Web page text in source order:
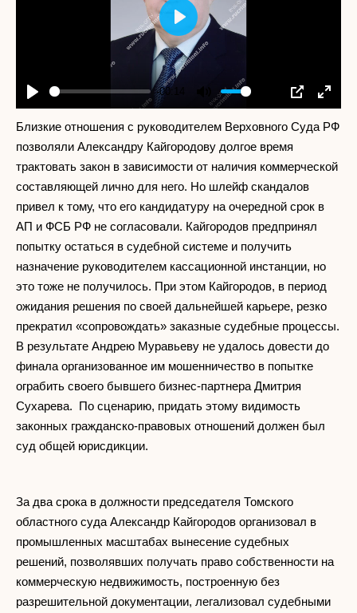
Play
-00:14
Mute SettingsPIP
Enter
Play
Близкие отношения с руководителем Верховного Суда РФ
позволяли Александру Кайгородову долгое время
трактовать закон в зависимости от наличия коммерческой
составляющей лично для него. Но шлейф скандалов
привел к тому, что его кандидатуру на очередной срок в
АП и ФСБ РФ не согласовали. Кайгородов предпринял
попытку остаться в судебной системе и получить
назначение руководителем кассационной инстанции, но
это тоже не получилось. При этом Кайгородов, в период
ожидания решения по своей дальнейшей карьере, резко
прекратил «сопровождать» заказные судебные процессы.
В результате Андрею Муравьеву не удалось довести до
финала организованное им мошенничество в попытке
ограбить своего бывшего бизнес-партнера Дмитрия
Сухарева. По сценарию, придать этому видимость
законных гражданско-правовых отношений должен был
суд общей юрисдикции.
За два срока в должности председателя Томского
областного суда Александр Кайгородов организовал в
промышленных масштабах вынесение судебных
решений, позволявших получать право собственности на
коммерческую недвижимость, построенную без
разрешительной документации, легализовал судебными